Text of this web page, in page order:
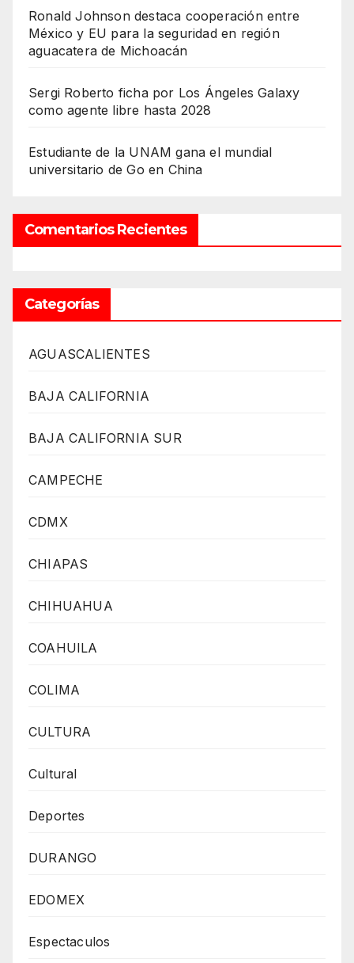
Ronald Johnson destaca cooperación entre
México y EU para la seguridad en región
aguacatera de Michoacán
Sergi Roberto ficha por Los Ángeles Galaxy
como agente libre hasta 2028
Estudiante de la UNAM gana el mundial
universitario de Go en China
Comentarios Recientes
Categorías
AGUASCALIENTES
BAJA CALIFORNIA
BAJA CALIFORNIA SUR
CAMPECHE
CDMX
CHIAPAS
CHIHUAHUA
COAHUILA
COLIMA
CULTURA
Cultural
Deportes
DURANGO
EDOMEX
Espectaculos